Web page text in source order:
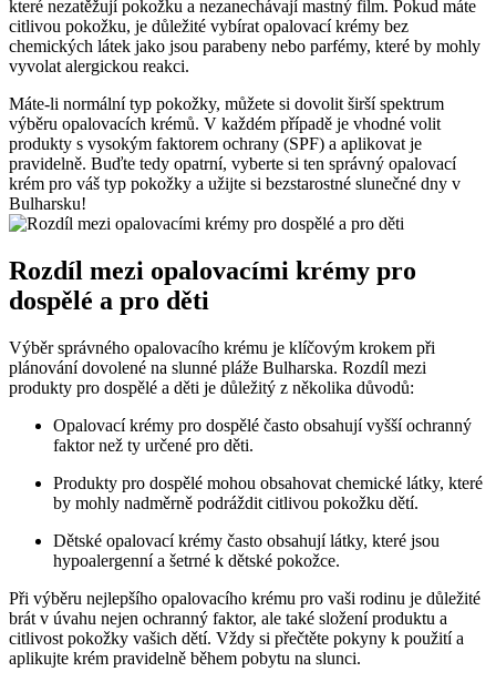
které nezatěžují pokožku a nezanechávají mastný film. Pokud máte
citlivou pokožku, je důležité vybírat opalovací krémy bez
chemických látek jako jsou parabeny nebo parfémy, které by mohly
vyvolat alergickou reakci.
Máte-li normální typ pokožky, můžete si dovolit širší spektrum
výběru opalovacích krémů. V každém případě je vhodné volit
produkty s vysokým faktorem ochrany (SPF) a aplikovat je
pravidelně. Buďte tedy opatrní, vyberte si ten správný opalovací
krém pro váš typ pokožky a užijte si bezstarostné slunečné dny v
Bulharsku!
Rozdíl mezi opalovacími krémy pro
dospělé a pro děti
Výběr správného opalovacího krému je klíčovým krokem při
plánování dovolené na slunné pláže Bulharska. Rozdíl mezi
produkty pro dospělé a děti je důležitý z několika důvodů:
Opalovací krémy pro dospělé často obsahují vyšší ochranný
faktor než ty určené pro děti.
Produkty pro dospělé mohou obsahovat chemické látky, které
by mohly nadměrně podráždit citlivou pokožku dětí.
Dětské opalovací krémy často obsahují látky, které jsou
hypoalergenní a šetrné k dětské pokožce.
Při výběru nejlepšího opalovacího krému pro vaši rodinu je důležité
brát v úvahu nejen ochranný faktor, ale také složení produktu a
citlivost pokožky vašich dětí. Vždy si přečtěte pokyny k použití a
aplikujte krém pravidelně během pobytu na slunci.